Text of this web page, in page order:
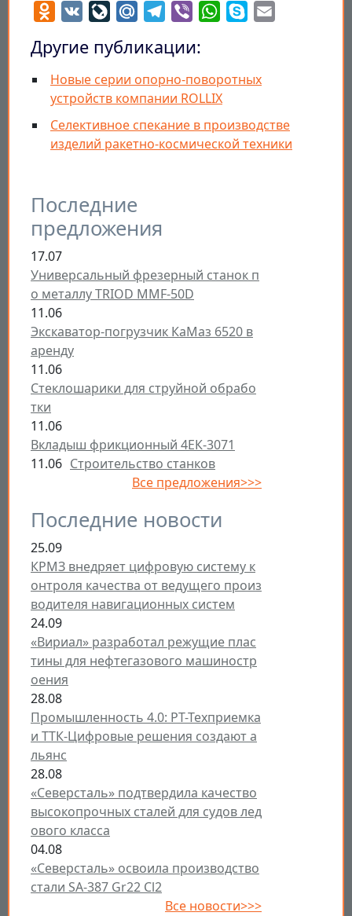
Последние
предложения
17.07
Универсальный фрезерный станок п
о металлу TRIOD MMF-50D
11.06
Экскаватор-погрузчик КаМаз 6520 в
аренду
11.06
Стеклошарики для струйной обрабо
тки
11.06
Вкладыш фрикционный 4ЕК-3071
11.06 Строительство станков
Все предложения>>>
Последние новости
25.09
КРМЗ внедряет цифровую систему к
онтроля качества от ведущего произ
водителя навигационных систем
24.09
«Вириал» разработал режущие плас
тины для нефтегазового машиностр
оения
28.08
Промышленность 4.0: РТ-Техприемка
и ТТК-Цифровые решения создают а
льянс
28.08
«Северсталь» подтвердила качество
высокопрочных сталей для судов лед
ового класса
04.08
«Северсталь» освоила производство
стали SA-387 Gr22 Cl2
Все новости>>>
Odnoklassniki
VK LiveJournal
Mail.RuTelegram
Viber WhatsApp
Skype
Другие публикации:
Новые серии опорно-поворотных
устройств компании ROLLIX
Селективное спекание в производстве
изделий ракетно-космической техники